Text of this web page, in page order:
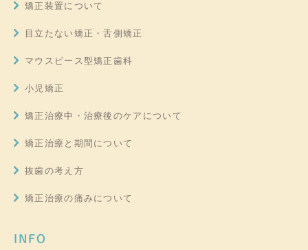
矯正装置について
目立たない矯正・舌側矯正
マウスピース型矯正歯科
小児矯正
矯正治療中・治療後のケアについて
矯正治療と期間について
抜歯の考え方
矯正治療の痛みについて
INFO